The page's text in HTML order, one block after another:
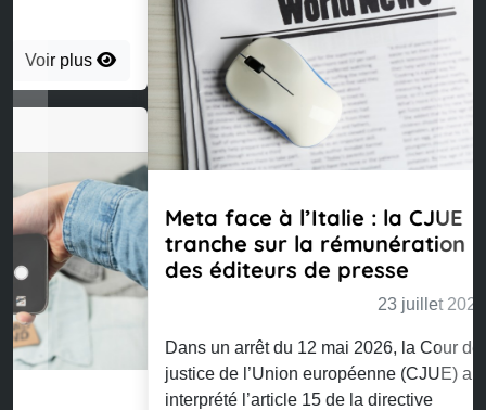
Meta face à l’Italie : la CJUE
tranche sur la rémunération
des éditeurs de presse
23 juillet 2026
Dans un arrêt du 12 mai 2026, la Cour de
justice de l’Union européenne (CJUE) a
interprété l’article 15 de la directive